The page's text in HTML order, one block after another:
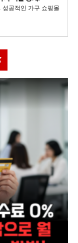
성공적인 가구 쇼핑몰